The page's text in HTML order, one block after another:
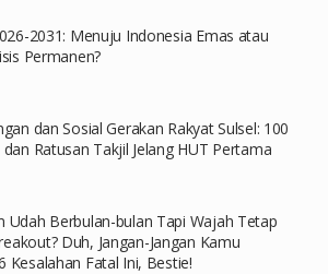
2031: Menuju Indonesia Emas atau
Permanen?
dan Sosial Gerakan Rakyat Sulsel: 100
Ratusan Takjil Jelang HUT Pertama
Udah Berbulan-bulan Tapi Wajah Tetap
Duh, Jangan-Jangan Kamu
Kesalahan Fatal Ini, Bestie!